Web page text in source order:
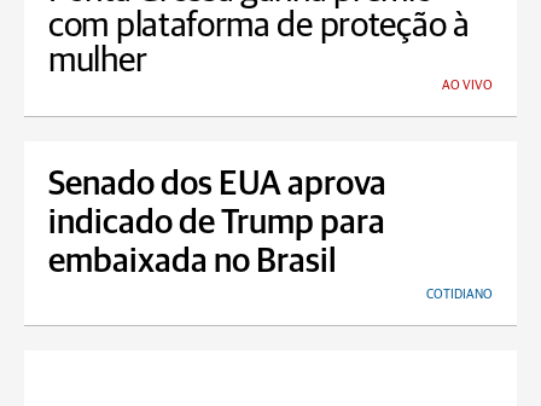
com plataforma de proteção à
mulher
AO VIVO
Senado dos EUA aprova
indicado de Trump para
embaixada no Brasil
COTIDIANO